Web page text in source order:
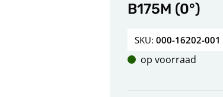
B175M (0°)
SKU:000-16202-001
op voorraad